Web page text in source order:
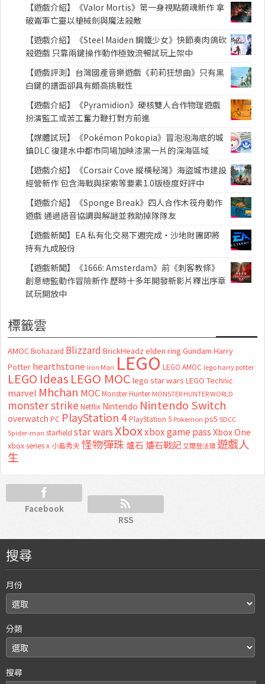
【遊戲介紹】《Valor Mortis》第一身視點類魂新作 拿
破崙軍亡靈以槍械劍與魔法殺敵
【遊戲介紹】《Steel Maiden 鋼鐵少女》快節奏肉鴿砍
殺遊戲 只靠兩鍵操作動作極致流暢試玩上架中
【遊戲評測】台灣國產音樂遊戲《莉莉狂想曲》只有黑
白鍵的譜面卻具有頗高挑戰性
【遊戲介紹】《Pyramidion》硬核雙人合作物理遊戲
扮演監工或苦工奮力鞭打對方前進
【媒體試玩】《Pokémon Pokopia》冒泡泡海底的城
鎮DLC 復建水中都市同場加映漆黑一片的深海區域
【遊戲介紹】《Corsair Cove 縱橫秘灣》海盜城市建設
經營新作 包含海戰與探索等要素1.0版極度好評中
【遊戲介紹】《Sponge Break》四人合作木筏舟動作
遊戲 通過語音協調與解謎並救助掉隊隊友
【遊戲新聞】EA 私有化交易下週完成・沙地財團即將
持有九成股份
【遊戲新聞】《1666: Amsterdam》前《刺客教條》
創意總監動作冒險新作 歷時十多年開發新影片釋出序章
試玩開放中
標籤雲
AMOC Biohazard Blizzard BrickHeadz elden ring Gundam Harry
Potter hearthstone Iron Man LEGO LEGO AMOC lego harry potter
LEGO Ideas LEGO MOC lego star wars LEGO Technic
marvel Mhchan MOC Monster Hunter MONSTER HUNTER WORLD
monster strike Netflix Nintendo Nintendo Switch
overwatch PC PlayStation 4 PlayStation 5 Pokemon ps5 SDCC
Spider-man starfield star wars Xboxxbox game passXbox One
xbox series x 小島秀夫怪物彈珠 爐石 爐石戰記艾爾登法環 遊戲人
生
Facebook
RSS
搜尋
月份
分類
搜尋